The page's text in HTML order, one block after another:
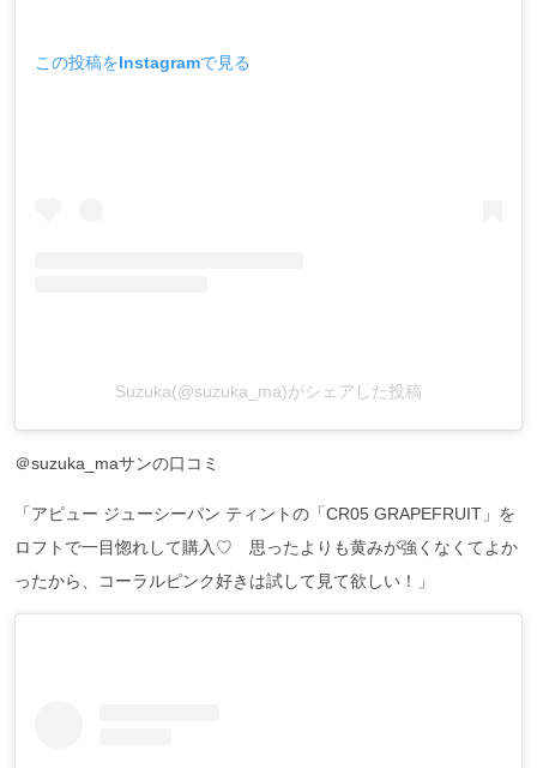
この投稿をInstagramで見る
Suzuka(@suzuka_ma)がシェアした投稿
＠suzuka_maサンの口コミ
「アピュー ジューシーパン ティントの「CR05 GRAPEFRUIT」を
ロフトで一目惚れして購入♡ 思ったよりも黄みが強くなくてよか
ったから、コーラルピンク好きは試して見て欲しい！」